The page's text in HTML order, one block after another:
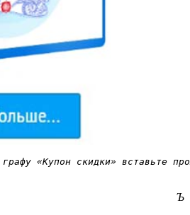
«Купон скидки» вставьте
Ъ